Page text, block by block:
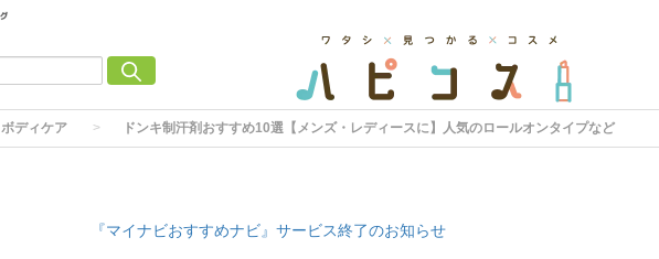
ボディケア ドンキ制汗剤おすすめ10選【メンズ・レディースに】人気のロールオンタイプなど
『マイナビおすすめナビ』サービス終了のお知らせ